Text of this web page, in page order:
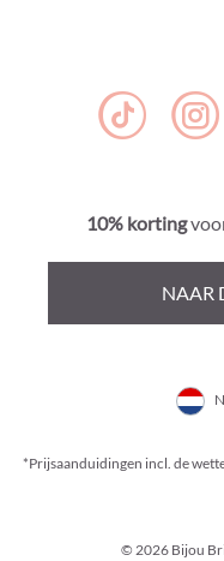
10% korting
NAAR
*Prijsaanduidingen incl. de
© 2026 Bijou